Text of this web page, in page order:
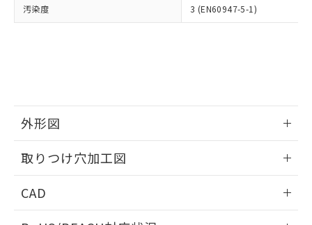
汚染度 3 (EN60947-5-1)
外形図
取りつけ穴加工図
CAD
お客様が当ウェブサイト上で当社にご
指します。
※3 非含有証明書ダウンロード
51物質の非含有証明書（当社基準）
※本証明書は発行日時点で非含有を証明す
るもので、過去に遡って非含有を証明する
ものではありません。
また、RoHS指令のフタル酸エステル類４
欄に対応日を記載しておりました。